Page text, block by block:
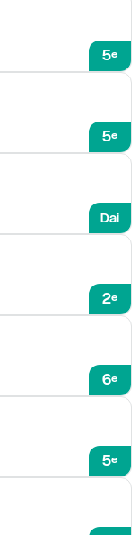
5e
5e
Dai
2e
6e
5e